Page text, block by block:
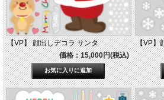
【VP】 顔出しデコラ サンタ
価格：15,000円(税込)
【VP】